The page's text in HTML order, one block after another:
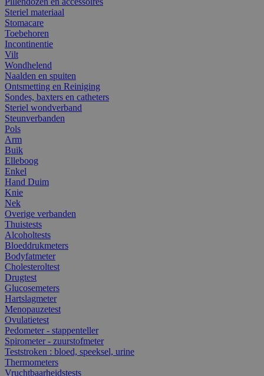
Steriel materiaal
Stomacare
Toebehoren
Incontinentie
Vilt
Wondhelend
Naalden en spuiten
Ontsmetting en Reiniging
Sondes, baxters en catheters
Steriel wondverband
Steunverbanden
Pols
Arm
Buik
Elleboog
Enkel
Hand Duim
Knie
Nek
Overige verbanden
Thuistests
Alcoholtests
Bloeddrukmeters
Bodyfatmeter
Cholesteroltest
Drugtest
Glucosemeters
Hartslagmeter
Menopauzetest
Ovulatietest
Pedometer - stappenteller
Spirometer - zuurstofmeter
Teststroken : bloed, speeksel, urine
Thermometers
Vruchtbaarheidstests